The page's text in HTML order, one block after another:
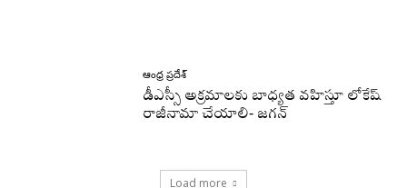
ఆంధ్ర ప్రదేశ్
డీఎస్సీ అక్రమాలకు బాధ్యత వహిస్తూ లోకేష్‌
రాజీనామా చేయాలి- జగన్
Load more